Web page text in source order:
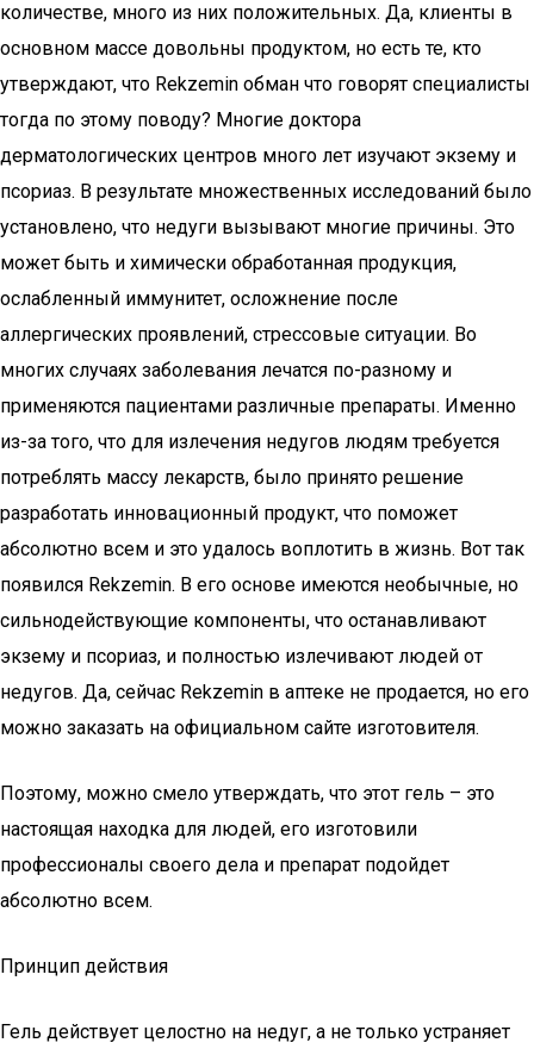
количестве, много из них положительных. Да, клиенты в
основном массе довольны продуктом, но есть те, кто
утверждают, что Rekzemin обман что говорят специалисты
тогда по этому поводу? Многие доктора
дерматологических центров много лет изучают экзему и
псориаз. В результате множественных исследований было
установлено, что недуги вызывают многие причины. Это
может быть и химически обработанная продукция,
ослабленный иммунитет, осложнение после
аллергических проявлений, стрессовые ситуации. Во
многих случаях заболевания лечатся по-разному и
применяются пациентами различные препараты. Именно
из-за того, что для излечения недугов людям требуется
потреблять массу лекарств, было принято решение
разработать инновационный продукт, что поможет
абсолютно всем и это удалось воплотить в жизнь. Вот так
появился Rekzemin. В его основе имеются необычные, но
сильнодействующие компоненты, что останавливают
экзему и псориаз, и полностью излечивают людей от
недугов. Да, сейчас Rekzemin в аптеке не продается, но его
можно заказать на официальном сайте изготовителя.
Поэтому, можно смело утверждать, что этот гель – это
настоящая находка для людей, его изготовили
профессионалы своего дела и препарат подойдет
абсолютно всем.
Принцип действия
Гель действует целостно на недуг, а не только устраняет